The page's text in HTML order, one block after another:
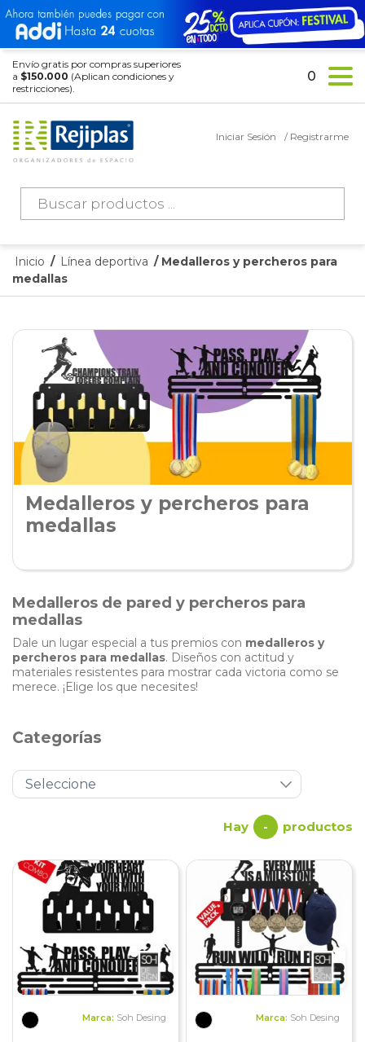
Envío gratis por compras superiores
a $150.000 (Aplican condiciones y
restricciones).
Búsqueda
productos
Iniciar Sesión / Registrarme
0
Inicio / Línea deportiva / Medalleros y percheros para
medallas
Medalleros y percheros para
medallas
Medalleros de pared y percheros para
medallas
Dale un lugar especial a tus premios con medalleros y
percheros para medallas. Diseños con actitud y
materiales resistentes para mostrar cada victoria como se
merece. ¡Elige los que necesites!
Categorías
Hay - productos
Marca: Soh Desing Marca: Soh Desing